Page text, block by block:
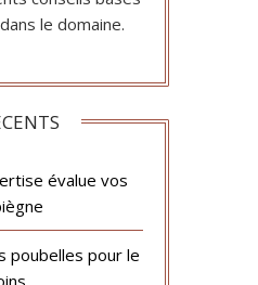
le domaine.
évalue vos
poubelles pour le